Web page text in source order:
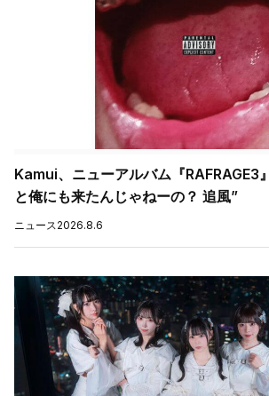
Kamui、ニューアルバム『
と俺にも来たんじゃねーの？ 追風”
ニュース2026.8.6